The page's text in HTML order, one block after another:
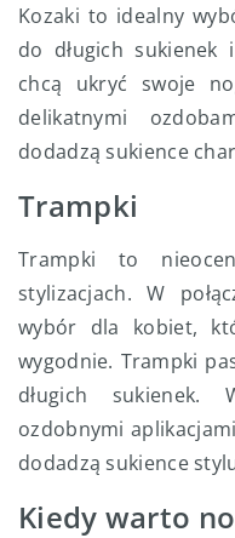
Kozaki to idealny
do długich
chcą ukryć swoje
delikatnymi
dodadzą sukience
Trampki
Trampki to
stylizacjach. W
wybór dla kobiet,
wygodnie. Trampki
długich
ozdobnymi
dodadzą sukience
Kiedy warto